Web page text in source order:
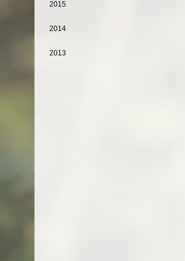
2015
2014
2013